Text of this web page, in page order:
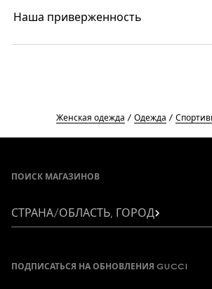
Наша приверженность
Женская одежда Одежда
ПОИСК МАГАЗИНОВ
СТРАНА/ОБЛАСТЬ, ГОРОД
ПОДПИСАТЬСЯ НА ОБНОВЛЕНИЯ GUCCI